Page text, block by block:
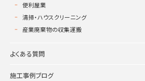
便利屋業
清掃・ハウスクリーニング
産業廃棄物の収集運搬
よくある質問
施工事例ブログ